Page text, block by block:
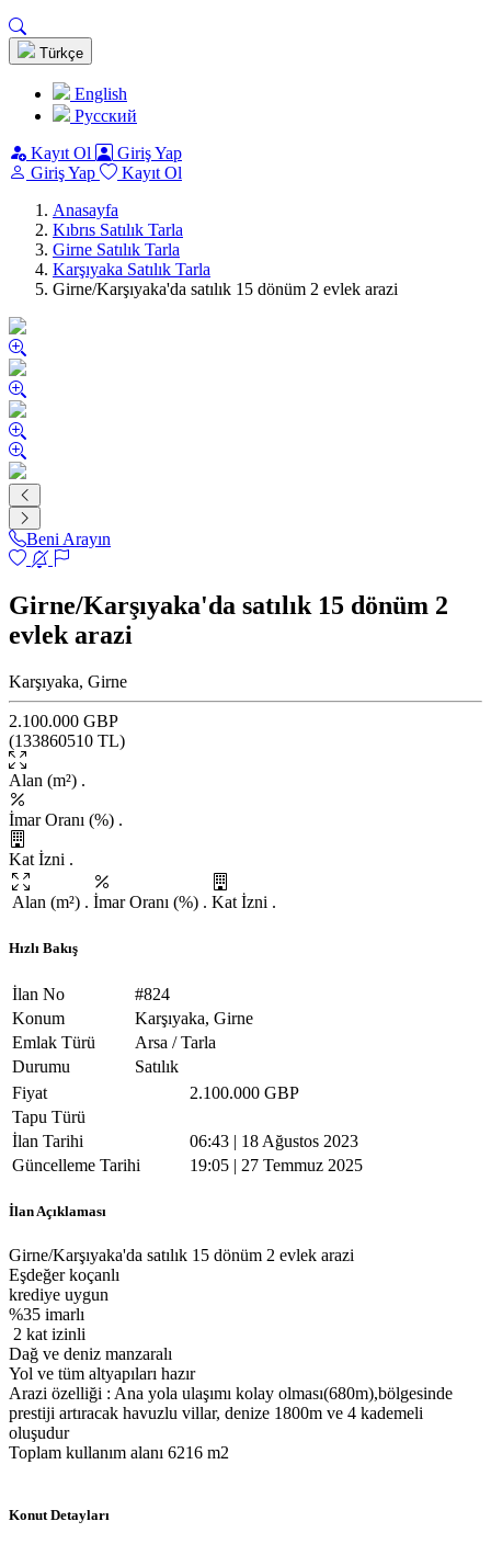
Türkçe
English
Pусский
Kayıt Ol
Giriş Yap
Giriş Yap
Kayıt Ol
Anasayfa
Kıbrıs Satılık Tarla
Girne Satılık Tarla
Karşıyaka Satılık Tarla
Girne/Karşıyaka'da satılık 15 dönüm 2 evlek arazi
Beni Arayın
Girne/Karşıyaka'da satılık 15 dönüm 2
evlek arazi
Karşıyaka, Girne
2.100.000 GBP
(133860510 TL)
Alan (m²) .
İmar Oranı (%) .
Kat İzni .
Alan (m²) . İmar Oranı (%) . Kat İzni .
Hızlı Bakış
İlan No
#824
Konum
Karşıyaka, Girne
Emlak Türü
Arsa / Tarla
Durumu
Satılık
Fiyat
2.100.000 GBP
Tapu Türü
İlan Tarihi
06:43 | 18 Ağustos 2023
Güncelleme Tarihi
19:05 | 27 Temmuz 2025
İlan Açıklaması
Girne/Karşıyaka'da satılık 15 dönüm 2 evlek arazi
Eşdeğer koçanlı
krediye uygun
%35 imarlı
2 kat izinli
Dağ ve deniz manzaralı
Yol ve tüm altyapıları hazır
Arazi özelliği : Ana yola ulaşımı kolay olması(680m),bölgesinde
prestiji artıracak havuzlu villar, denize 1800m ve 4 kademeli
oluşudur
Toplam kullanım alanı 6216 m2
Konut Detayları